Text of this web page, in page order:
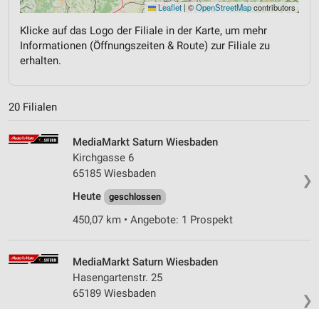
Leaflet | ©OpenStreetMapcontributors
Klicke auf das Logo der Filiale in der Karte, um mehr
Informationen (Öffnungszeiten & Route) zur Filiale zu
erhalten.
20 Filialen
❯
MediaMarkt Saturn Wiesbaden
Kirchgasse 6
65185 Wiesbaden
Heute
geschlossen
450,07 km • Angebote: 1 Prospekt
❯
MediaMarkt Saturn Wiesbaden
Hasengartenstr. 25
65189 Wiesbaden